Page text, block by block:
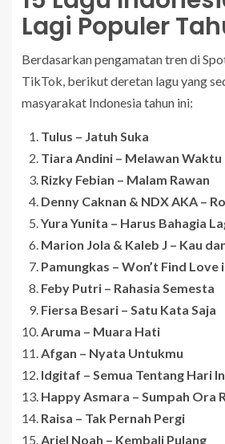
Lagi Populer
Berdasarkan pengamatan tren di
TikTok, berikut deretan lagu yang
masyarakat Indonesia tahun ini:
Tulus – Jatuh Suka
Tiara Andini – Melawan Waktu
Rizky Febian – Malam Rawan
Denny Caknan & NDX AKA –
Yura Yunita – Harus Bahagia
Marion Jola & Kaleb J – Kau
Pamungkas – Won’t Find Love
Feby Putri – Rahasia Semesta
Fiersa Besari – Satu Kata Saja
Aruma – Muara Hati
Afgan – Nyata Untukmu
Idgitaf – Semua Tentang Hari
Happy Asmara – Sumpah Ora
Raisa – Tak Pernah Pergi
Ariel Noah – Kembali Pulang